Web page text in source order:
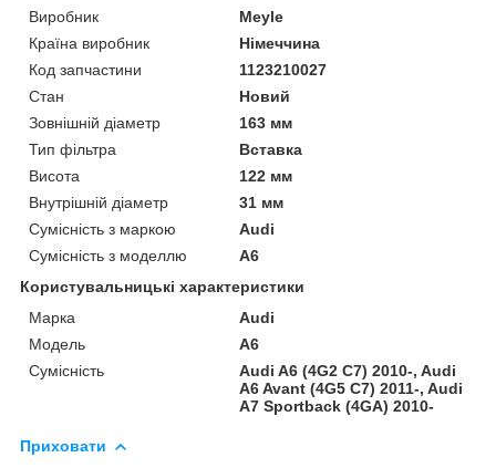
Виробник
Meyle
Країна виробник
Німеччина
Код запчастини
1123210027
Стан
Новий
Зовнішній діаметр
163 мм
Тип фільтра
Вставка
Висота
122 мм
Внутрішній діаметр
31 мм
Сумісність з маркою
Audi
Сумісність з моделлю
A6
Користувальницькі характеристики
Марка
Audi
Модель
A6
Сумісність
Audi A6 (4G2 C7) 2010-, Audi
A6 Avant (4G5 C7) 2011-, Audi
A7 Sportback (4GA) 2010-
Приховати